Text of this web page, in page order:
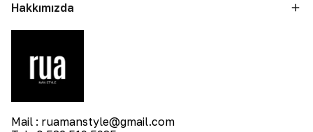
Hakkımızda
Mail : ruamanstyle@gmail.com